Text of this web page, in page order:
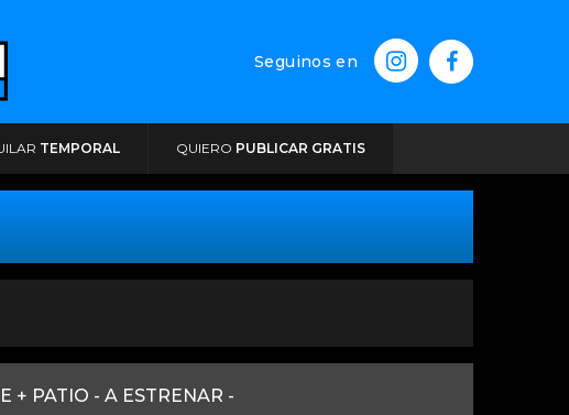
Seguinos en
TEMPORAL QUIERO PUBLICAR GRATIS
+ PATIO - A ESTRENAR -